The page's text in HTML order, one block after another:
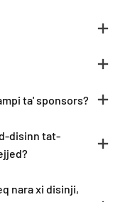
ta' sponsors?
disinn tat-
nara xi disinji,